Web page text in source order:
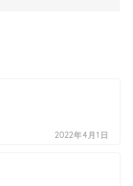
2022年4月1日